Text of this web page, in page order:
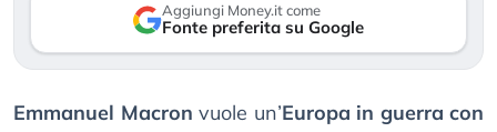
Aggiungi Money.it come
Fonte preferita su Google
Emmanuel Macron vuole un’Europa in guerra con